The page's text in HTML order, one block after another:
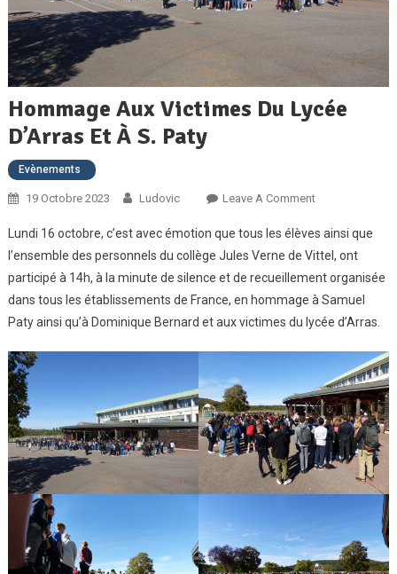
Hommage Aux Victimes Du Lycée
D’Arras Et À S. Paty
Evènements
19 Octobre 2023 Ludovic Leave A CommentOn
Aux
Victimes
Du
Lycée
D’Arras
Paty
Lundi 16 octobre, c’est avec émotion que tous les élèves ainsi que
l’ensemble des personnels du collège Jules Verne de Vittel, ont
participé à 14h, à la minute de silence et de recueillement organisée
dans tous les établissements de France, en hommage à Samuel
Paty ainsi qu’à Dominique Bernard et aux victimes du lycée d’Arras.